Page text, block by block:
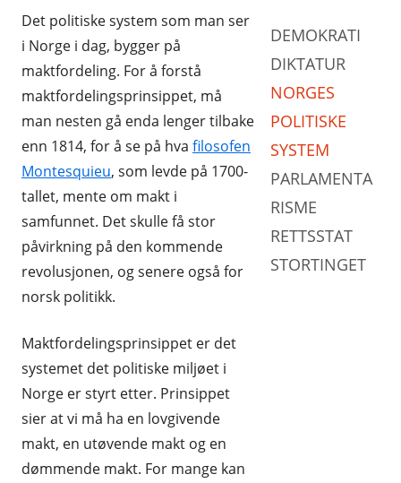
Det politiske system som man ser
i Norge i dag, bygger på
maktfordeling. For å forstå
maktfordelingsprinsippet, må
man nesten gå enda lenger tilbake
enn 1814, for å se på hva filosofen
Montesquieu, som levde på 1700-
tallet, mente om makt i
samfunnet. Det skulle få stor
påvirkning på den kommende
revolusjonen, og senere også for
norsk politikk.
Maktfordelingsprinsippet er det
systemet det politiske miljøet i
Norge er styrt etter. Prinsippet
sier at vi må ha en lovgivende
makt, en utøvende makt og en
dømmende makt. For mange kan
DEMOKRATI
DIKTATUR
NORGES
POLITISKE
SYSTEM
PARLAMENTA
RISME
RETTSSTAT
STORTINGET